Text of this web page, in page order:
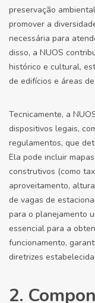
preservação
promover a
necessária para
disso, a NUOS
histórico e cultural,
de edifícios e áreas
Tecnicamente, a
dispositivos legais,
regulamentos, que
Ela pode incluir
construtivos (como
aproveitamento,
de vagas de
para o planejamento
essencial para a
funcionamento,
diretrizes
2.